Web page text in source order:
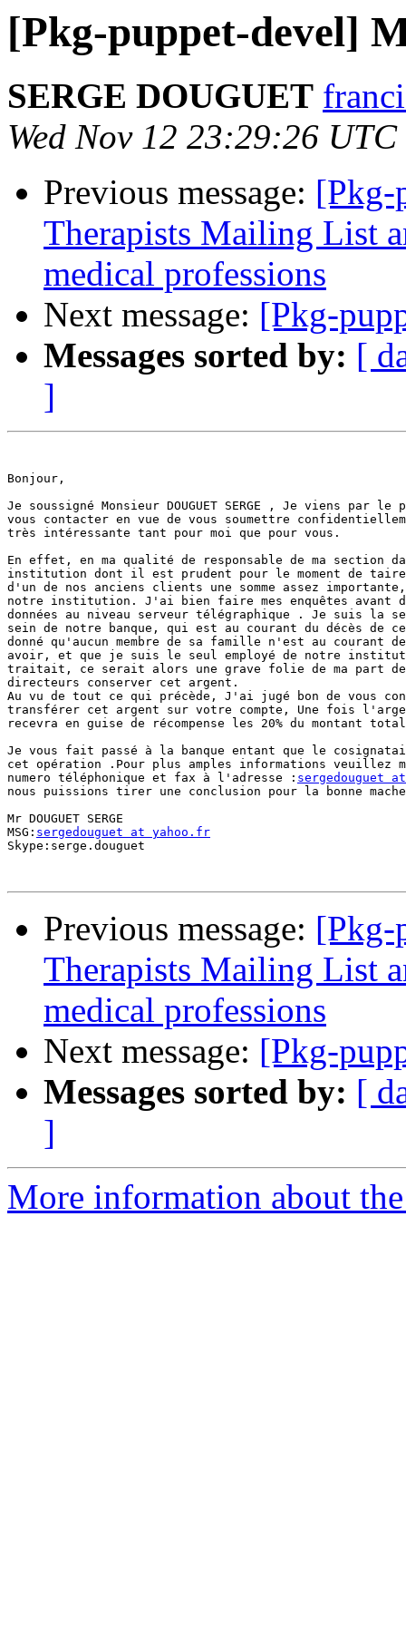
[Pkg-puppet-devel]
SERGE DOUGUET
Wed Nov 12 23:29:26
Previous message: [Pkg-
Therapists Mailing List
medical professions
Next message: [Pkg-
Messages sorted by: [
]
Bonjour,
Je soussigné Monsieur DOUGUET SERGE , Je viens par
vous contacter en vue de vous soumettre
très intéressante tant pour moi que pour vous.
En effet, en ma qualité de responsable de ma section
institution dont il est prudent pour le moment de
d'un de nos anciens clients une somme assez
notre institution. J'ai bien faire mes enquêtes avant
données au niveau serveur télégraphique . Je suis la
sein de notre banque, qui est au courant du décès de
donné qu'aucun membre de sa famille n'est au courant
avoir, et que je suis le seul employé de notre
traitait, ce serait alors une grave folie de ma part
directeurs conserver cet argent.
Au vu de tout ce qui précède, J'ai jugé bon de vous
transférer cet argent sur votre compte, Une fois
recevra en guise de récompense les 20% du montant
Je vous fait passé à la banque entant que le
cet opération .Pour plus amples informations veuillez
numero téléphonique et fax à l'adresse : sergedouguet
nous puissions tirer une conclusion pour la bonne
Mr DOUGUET SERGE
MSG: sergedouguet at yahoo.fr
Skype:serge.douguet
Previous message: [Pkg-
Therapists Mailing List
medical professions
Next message: [Pkg-
Messages sorted by: [
]
More information about